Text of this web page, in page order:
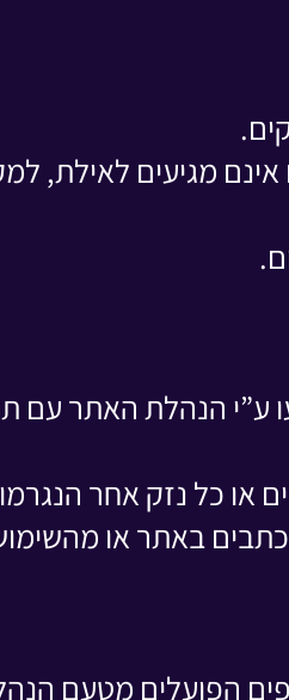
מגיעים לאילת,
ע”י הנהלת האתר עם
או כל נזק אחר
באתר או
הפועלים מטעם